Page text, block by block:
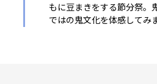
もに豆まきをする節分祭。
ではの鬼文化を体感してみ